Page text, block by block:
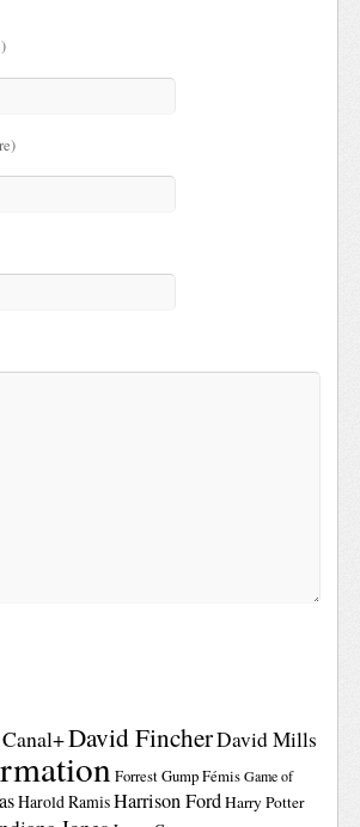
Canal+David FincherDavid Mills
Forrest GumpFémis Game of
Harold RamisHarrison FordHarry Potter